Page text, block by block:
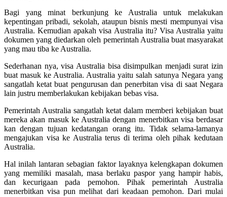
Bagi yang minat berkunjung ke Australia untuk melakukan
kepentingan pribadi, sekolah, ataupun bisnis mesti mempunyai visa
Australia. Kemudian apakah visa Australia itu? Visa Australia yaitu
dokumen yang diedarkan oleh pemerintah Australia buat masyarakat
yang mau tiba ke Australia.
Sederhanan nya, visa Australia bisa disimpulkan menjadi surat izin
buat masuk ke Australia. Australia yaitu salah satunya Negara yang
sangatlah ketat buat pengurusan dan penerbitan visa di saat Negara
lain justru memberlakukan kebijakan bebas visa.
Pemerintah Australia sangatlah ketat dalam memberi kebijakan buat
mereka akan masuk ke Australia dengan menerbitkan visa berdasar
kan dengan tujuan kedatangan orang itu. Tidak selama-lamanya
mengajukan visa ke Australia terus di terima oleh pihak kedutaan
Australia.
Hal inilah lantaran sebagian faktor layaknya kelengkapan dokumen
yang memiliki masalah, masa berlaku paspor yang hampir habis,
dan kecurigaan pada pemohon. Pihak pemerintah Australia
menerbitkan visa pun melihat dari keadaan pemohon. Dari mulai